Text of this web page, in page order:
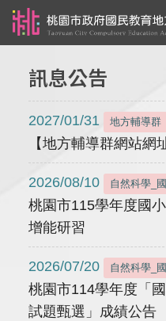
訊息公告
2027/01/31 地方輔導群
【地方輔導群網站網
2026/08/10 自然科學_
桃園市115學年度國
增能研習
2026/07/20 自然科學_
桃園市114學年度「
試題甄選」成績公告